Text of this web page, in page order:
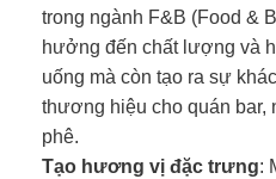
trong ngành F&B (Food &
hưởng đến chất lượng và
uống mà còn tạo ra sự
thương hiệu cho quán bar,
phê.
Tạo hương vị đặc trưng: